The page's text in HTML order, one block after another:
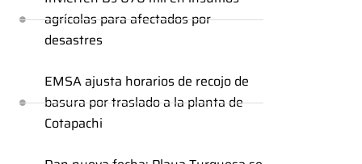
agrícolas para afectados por
desastres
EMSA ajusta horarios de recojo de
basura por traslado a la planta de
Cotapachi